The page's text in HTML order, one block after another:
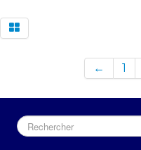
← 1